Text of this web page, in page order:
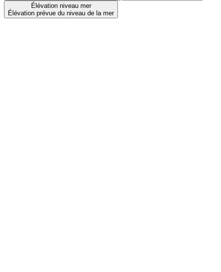
Élévation niveau mer
Élévation prévue du niveau de la mer